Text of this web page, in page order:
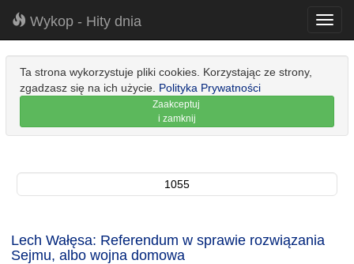
Wykop - Hity dnia
Ta strona wykorzystuje pliki cookies. Korzystając ze strony,
zgadzasz się na ich użycie. Polityka Prywatności
Zaakceptuj
i zamknij
1055
Lech Wałęsa: Referendum w sprawie rozwiązania
Sejmu, albo wojna domowa